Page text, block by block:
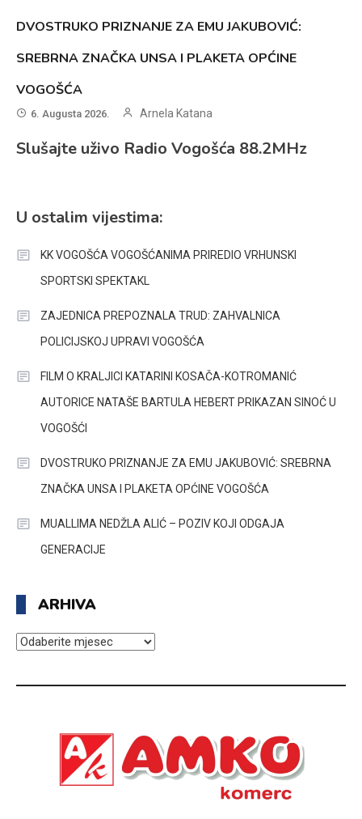
DVOSTRUKO PRIZNANJE ZA EMU JAKUBOVIĆ:
SREBRNA ZNAČKA UNSA I PLAKETA OPĆINE
VOGOŠĆA
6. Augusta 2026. Arnela Katana
Slušajte uživo Radio Vogošća 88.2MHz
U ostalim vijestima:
KK VOGOŠĆA VOGOŠĆANIMA PRIREDIO VRHUNSKI
SPORTSKI SPEKTAKL
ZAJEDNICA PREPOZNALA TRUD: ZAHVALNICA
POLICIJSKOJ UPRAVI VOGOŠĆA
FILM O KRALJICI KATARINI KOSAČA-KOTROMANIĆ
AUTORICE NATAŠE BARTULA HEBERT PRIKAZAN SINOĆ U
VOGOŠĆI
DVOSTRUKO PRIZNANJE ZA EMU JAKUBOVIĆ: SREBRNA
ZNAČKA UNSA I PLAKETA OPĆINE VOGOŠĆA
MUALLIMA NEDŽLA ALIĆ – POZIV KOJI ODGAJA
GENERACIJE
ARHIVA
ARHIVA